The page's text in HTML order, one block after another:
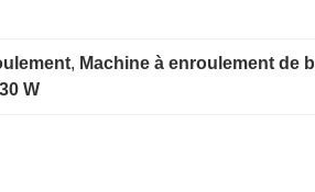
, Machine à enroulement de
W